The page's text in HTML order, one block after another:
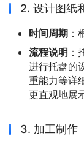
2. 设计图纸
时间周期 ：
流程说明 ：
进行托盘的
重能力等详
更直观地展
3. 加工制作